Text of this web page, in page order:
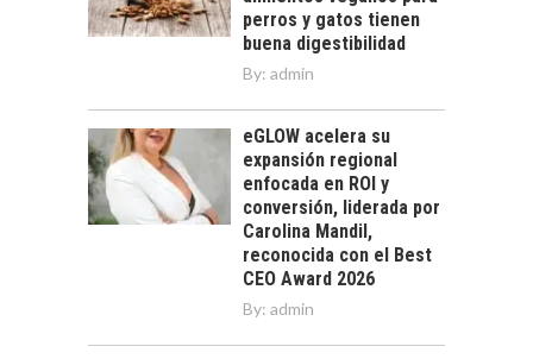
perros y gatos tienen
buena digestibilidad
By: admin
eGLOW acelera su
expansión regional
enfocada en ROI y
conversión, liderada por
Carolina Mandil,
reconocida con el Best
CEO Award 2026
By: admin